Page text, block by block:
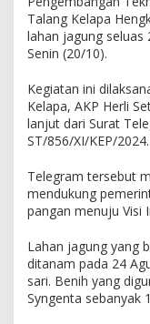
Talang Kelapa
lahan jagung seluas
Senin (20/10).
Kegiatan ini
Kelapa, AKP Herli
lanjut dari Surat
ST/856/XI/KEP/2024.
Telegram tersebut
mendukung
pangan menuju Visi
Lahan jagung yang
ditanam pada 24
sari. Benih yang
Syngenta sebanyak